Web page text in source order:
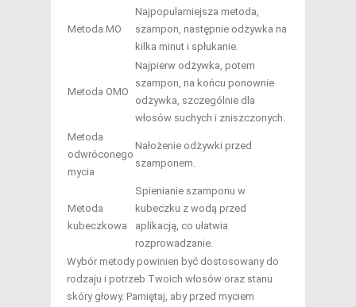
Metoda MO
Najpopularniejsza metoda,
szampon, następnie odżywka na
kilka minut i spłukanie.
Metoda OMO
Najpierw odżywka, potem
szampon, na końcu ponownie
odżywka, szczególnie dla
włosów suchych i zniszczonych.
Metoda
odwróconego
mycia
Nałożenie odżywki przed
szamponem.
Metoda
kubeczkowa
Spienianie szamponu w
kubeczku z wodą przed
aplikacją, co ułatwia
rozprowadzanie.
Wybór metody powinien być dostosowany do
rodzaju i potrzeb Twoich włosów oraz stanu
skóry głowy. Pamiętaj, aby przed myciem